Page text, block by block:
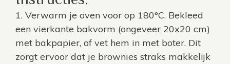
Verwarm je oven voor op 180°C. Bekleed
een vierkante bakvorm (ongeveer 20x20 cm)
met bakpapier, of vet hem in met boter. Dit
zorgt ervoor dat je brownies straks makkelijk